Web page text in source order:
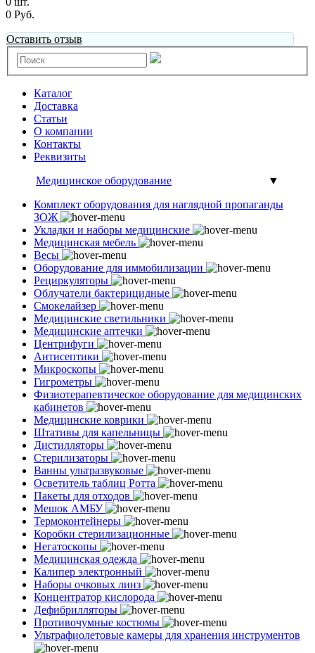
0 Руб.
Оставить отзыв
Каталог
Доставка
Статьи
О компании
Контакты
Реквизиты
Медицинское оборудование
▼
Комплект оборудования для наглядной пропаганды
ЗОЖ
Укладки и наборы медицинские
Медицинская мебель
Весы
Оборудование для иммобилизации
Рециркуляторы
Облучатели бактерицидные
Смокелайзер
Медицинские светильники
Медицинские аптечки
Центрифуги
Антисептики
Микроскопы
Гигрометры
Физиотерапевтическое оборудование для медицинских
кабинетов
Медицинские коврики
Штативы для капельницы
Дистилляторы
Стерилизаторы
Ванны ультразвуковые
Осветитель таблиц Ротта
Пакеты для отходов
Мешок АМБУ
Термоконтейнеры
Коробки стерилизационные
Негатоскопы
Медицинская одежда
Калипер электронный
Наборы очковых линз
Концентратор кислорода
Дефибрилляторы
Противочумные костюмы
Ультрафиолетовые камеры для хранения инструментов